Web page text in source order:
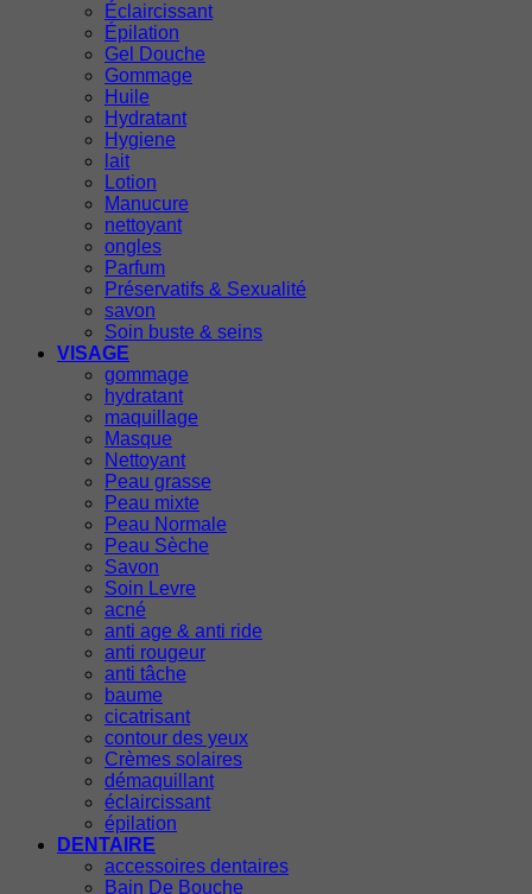
Éclaircissant
Épilation
Gel Douche
Gommage
Huile
Hydratant
Hygiene
lait
Lotion
Manucure
nettoyant
ongles
Parfum
Préservatifs & Sexualité
savon
Soin buste & seins
VISAGE
gommage
hydratant
maquillage
Masque
Nettoyant
Peau grasse
Peau mixte
Peau Normale
Peau Sèche
Savon
Soin Levre
acné
anti age & anti ride
anti rougeur
anti tâche
baume
cicatrisant
contour des yeux
Crèmes solaires
démaquillant
éclaircissant
épilation
DENTAIRE
accessoires dentaires
Bain De Bouche